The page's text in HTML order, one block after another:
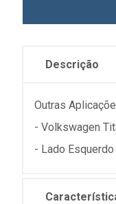
Descrição
Outras
- Volkswagen
- Lado Esquerdo